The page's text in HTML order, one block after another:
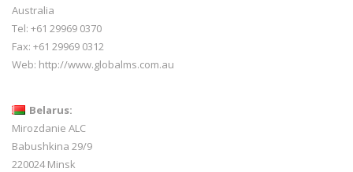
Australia
Tel: +61 29969 0370
Fax: +61 29969 0312
Web: http://www.globalms.com.au
Belarus:
Mirozdanie ALC
Babushkina 29/9
220024 Minsk